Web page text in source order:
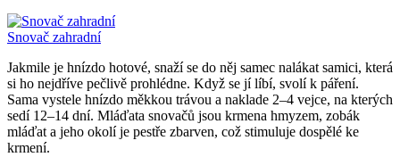
Snovač zahradní
Jakmile je hnízdo hotové, snaží se do něj samec nalákat samici, která
si ho nejdříve pečlivě prohlédne. Když se jí líbí, svolí k páření.
Sama vystele hnízdo měkkou trávou a naklade 2–4 vejce, na kterých
sedí 12–14 dní. Mláďata snovačů jsou krmena hmyzem, zobák
mláďat a jeho okolí je pestře zbarven, což stimuluje dospělé ke
krmení.